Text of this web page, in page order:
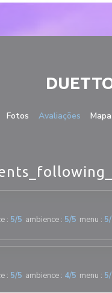
Fotos Avaliações
: 5/5 ambience : 5/5 menu : 5
: 5/5 ambience : 4/5 menu : 5